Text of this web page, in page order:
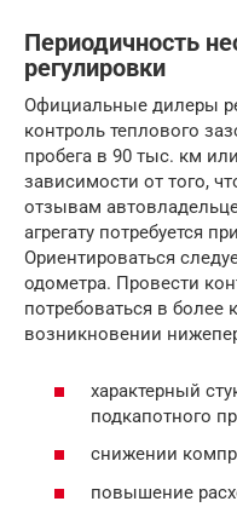
Периодичность
регулировки
Официальные дилеры
контроль теплового
пробега в 90 тыс. км
зависимости от того,
отзывам
агрегату потребуется при
Ориентироваться
одометра. Провести
потребоваться в более
возникновении
характерный
подкапотного
снижении
повышение